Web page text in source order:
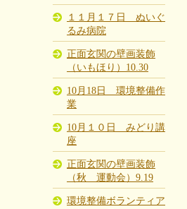
１１月１７日 ぬいぐ
るみ病院
正面玄関の壁画装飾
（いもほり）10.30
10月18日 環境整備作
業
10月１０日 みどり講
座
正面玄関の壁画装飾
（秋 運動会）9.19
環境整備ボランティア